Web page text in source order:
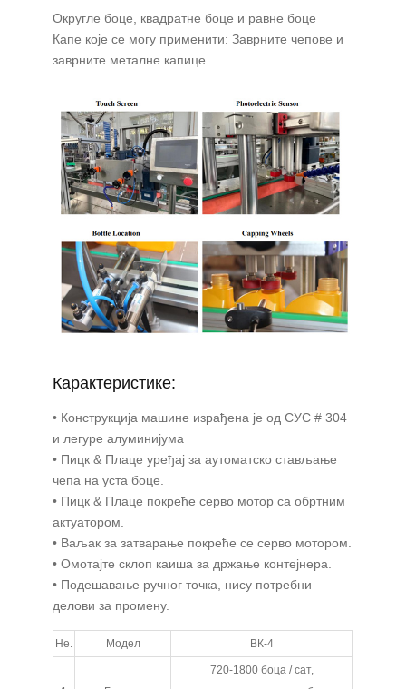
Округле боце, квадратне боце и равне боце
Капе које се могу применити: Заврните чепове и
заврните металне капице
Карактеристике:
• Конструкција машине израђена је од СУС # 304
и легуре алуминијума
• Пицк & Плаце уређај за аутоматско стављање
чепа на уста боце.
• Пицк & Плаце покреће серво мотор са обртним
актуатором.
• Ваљак за затварање покреће се серво мотором.
• Омотајте склоп каиша за држање контејнера.
• Подешавање ручног точка, нису потребни
делови за промену.
Не. Модел ВК-4
720-1800 боца / сат,